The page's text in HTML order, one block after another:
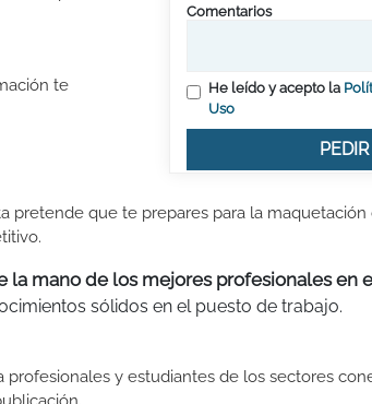
te
Comentarios
He leído y acepto la
Uso
pretende que te prepares para la
la mano de los mejores profesionales en
sólidos en el puesto de trabajo.
profesionales y estudiantes de los sectores